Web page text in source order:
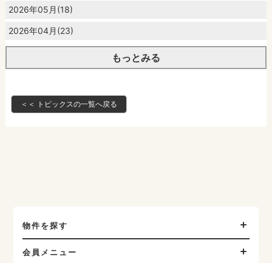
2026年05月(18)
2026年04月(23)
もっとみる
＜＜ トピックスの一覧へ戻る
物件を探す
会員メニュー